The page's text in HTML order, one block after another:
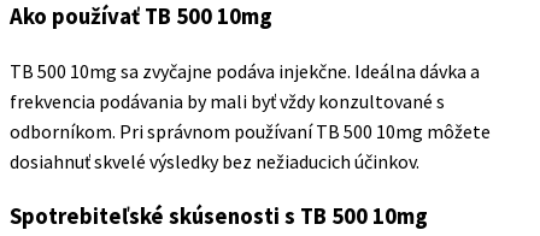
Ako používať TB 500 10mg
TB 500 10mg sa zvyčajne podáva injekčne. Ideálna dávka a
frekvencia podávania by mali byť vždy konzultované s
odborníkom. Pri správnom používaní TB 500 10mg môžete
dosiahnuť skvelé výsledky bez nežiaducich účinkov.
Spotrebiteľské skúsenosti s TB 500 10mg